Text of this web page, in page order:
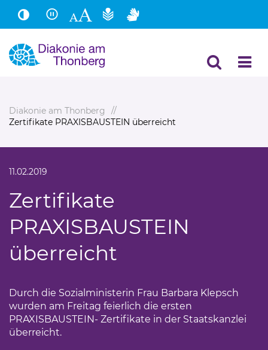
Hauptinhalt
Fußbereich
Diakonie am Thonberg
Zertifikate PRAXISBAUSTEIN überreicht
11.02.2019
Zertifikate
PRAXISBAUSTEIN
überreicht
Durch die Sozialministerin Frau Barbara Klepsch
wurden am Freitag feierlich die ersten
PRAXISBAUSTEIN- Zertifikate in der Staatskanzlei
überreicht.